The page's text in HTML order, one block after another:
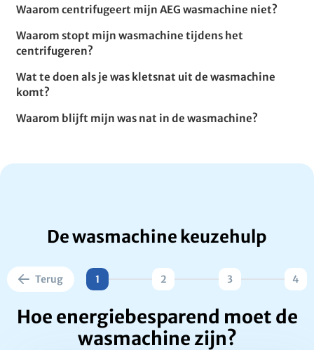
Waarom centrifugeert mijn AEG wasmachine niet?
Waarom stopt mijn wasmachine tijdens het
centrifugeren?
Wat te doen als je was kletsnat uit de wasmachine
komt?
Waarom blijft mijn was nat in de wasmachine?
De wasmachine keuzehulp
Terug 1 2 3 4
Hoe energiebesparend moet de
wasmachine zijn?